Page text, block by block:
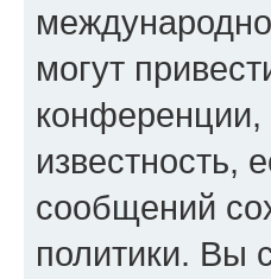
могут
конференции,
известность,
сообщений
политики. Вы